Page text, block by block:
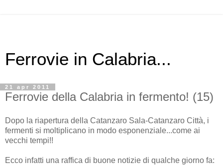
Ferrovie in Calabria...
21 apr 2011
Ferrovie della Calabria in fermento! (15)
Dopo la riapertura della Catanzaro Sala-Catanzaro Città, i
fermenti si moltiplicano in modo esponenziale...come ai
vecchi tempi!!
Ecco infatti una raffica di buone notizie di qualche giorno fa: